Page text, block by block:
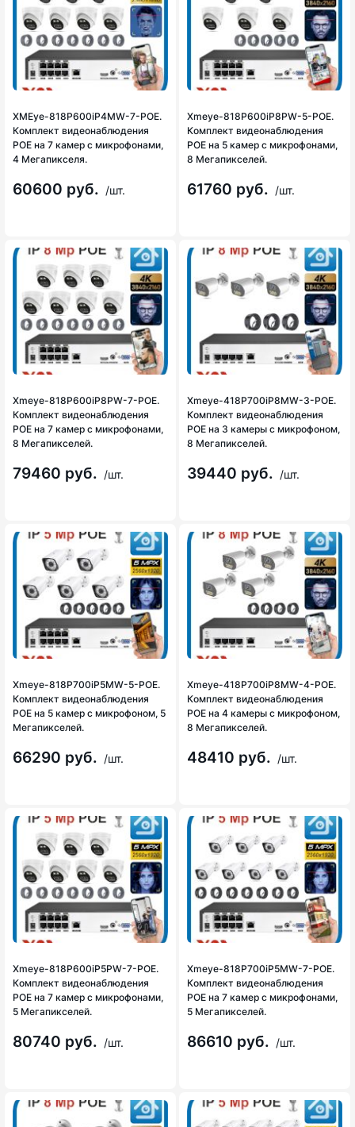
XMEye-818P600iP4MW-7-POE.
Комплект видеонаблюдения
POE на 7 камер с микрофонами,
4 Мегапикселя.
60600 руб. /шт.
Xmeye-818P600iP8PW-5-POE.
Комплект видеонаблюдения
POE на 5 камер с микрофонами,
8 Мегапикселей.
61760 руб. /шт.
Xmeye-818P600iP8PW-7-POE.
Комплект видеонаблюдения
POE на 7 камер с микрофонами,
8 Мегапикселей.
79460 руб. /шт.
Xmeye-418P700iP8MW-3-POE.
Комплект видеонаблюдения
POE на 3 камеры с микрофоном,
8 Мегапикселей.
39440 руб. /шт.
Xmeye-818P700iP5MW-5-POE.
Комплект видеонаблюдения
POE на 5 камер с микрофоном, 5
Мегапикселей.
66290 руб. /шт.
Xmeye-418P700iP8MW-4-POE.
Комплект видеонаблюдения
POE на 4 камеры с микрофоном,
8 Мегапикселей.
48410 руб. /шт.
Xmeye-818P600iP5PW-7-POE.
Комплект видеонаблюдения
POE на 7 камер с микрофонами,
5 Мегапикселей.
80740 руб. /шт.
Xmeye-818P700iP5MW-7-POE.
Комплект видеонаблюдения
POE на 7 камер с микрофонами,
5 Мегапикселей.
86610 руб. /шт.